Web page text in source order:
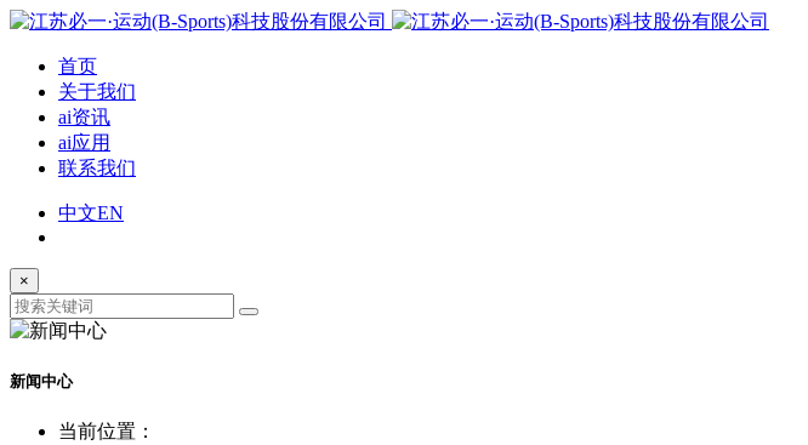
首页
关于我们
ai资讯
ai应用
联系我们
中文EN
×
新闻中心
当前位置：